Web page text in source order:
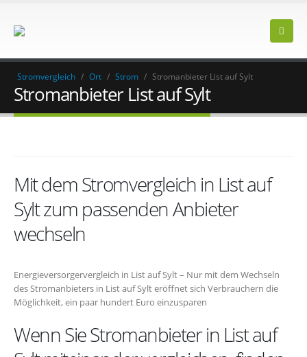
Stromvergleich / Ort / Strom / Stromanbieter List auf Sylt
Stromanbieter List auf Sylt
Mit dem Stromvergleich in List auf
Sylt zum passenden Anbieter
wechseln
Energieversorgervergleich in List auf Sylt – Nur mit dem Wechseln
des Stromanbieters in List auf Sylt eröffnet sich Verbrauchern die
Möglichkeit, ein paar hundert Euro einzusparen
Wenn Sie Stromanbieter in List auf